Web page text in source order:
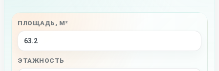
ПЛОЩАДЬ, М²
ЭТАЖНОСТЬ